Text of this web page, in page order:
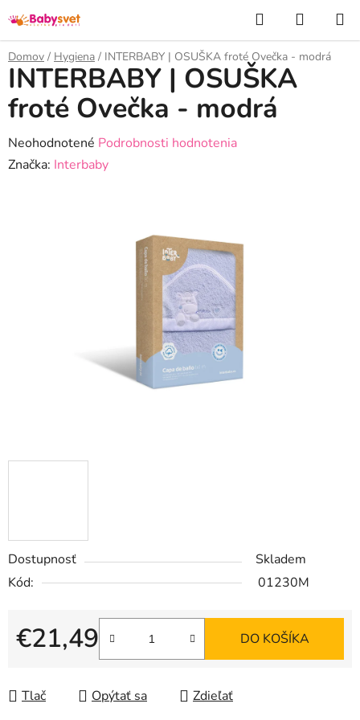
na
obsah
Hľadať
KOŠÍK
Domov / Hygiena / INTERBABY | OSUŠKA froté Ovečka - modrá
Dostupnosť
Skladem
Kód:
01230M
€21,49
Jednotková cena:
DO KOŠÍKA
Tlač Opýtať sa Zdieľať
INTERBABY | OSUŠKA
froté Ovečka - modrá
Priemerné
hodnotenie
Neohodnotené Podrobnosti hodnotenia
Značka: Interbaby